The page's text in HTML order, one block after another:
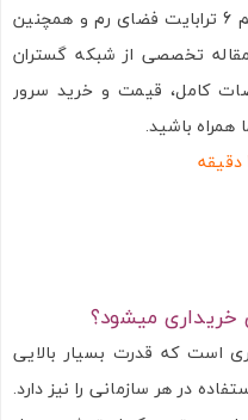
این سرور قابلیت پشتیبانی از ماکزیمم 6 ترابایت فضای رم و همچنین
مقاله تخصصی از شبکه گستران
کامل، قیمت و خرید سرور
میشود؟
است که قدرت بسیار بالایی
در هر سازمانی را نیز دارد.